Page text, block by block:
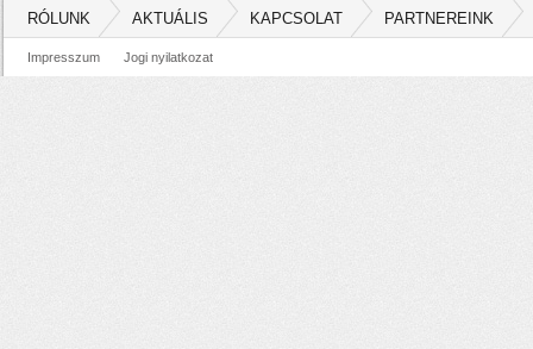
RÓLUNK AKTUÁLIS KAPCSOLAT PARTNEREINK
Impresszum Jogi nyilatkozat